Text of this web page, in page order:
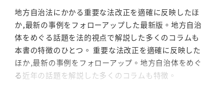
地方自治法にかかる重要な法改正を適確に反映したほ
か,最新の事例をフォローアップした最新版。地方自治
体をめぐる話題を法的視点で解説した多くのコラムも
本書の特徴のひとつ。 重要な法改正を適確に反映した
ほか,最新の事例をフォローアップ。地方自治体をめぐ
る近年の話題を解説した多くのコラムも特徴。